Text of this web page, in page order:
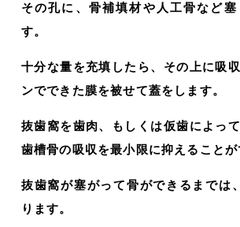
その孔に、骨補填材や人工骨など塞
す。
十分な量を充填したら、その上に吸
ンでできた膜を被せて蓋をします。
抜歯窩を歯肉、もしくは仮歯によっ
歯槽骨の吸収を最小限に抑えることが
抜歯窩が塞がって骨ができるまでは
ります。